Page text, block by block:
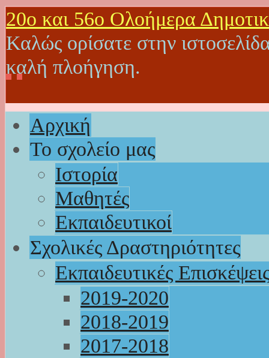
20o και 56ο Ολοήμερα
Καλώς ορίσατε στην
καλή πλοήγηση.
Αρχική
Το σχολείο μας
Ιστορία
Μαθητές
Εκπαιδευτικοί
Σχολικές Δραστηριότητες
Εκπαιδευτικές
2019-2020
2018-2019
2017-2018